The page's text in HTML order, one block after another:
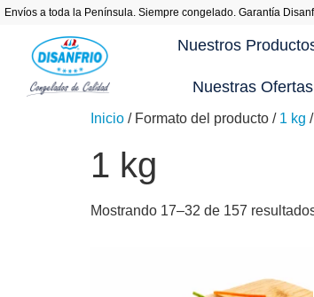
Envíos a toda la Península. Siempre congelado. Garantía
Nuestros
Nuestras Ofertas
Inicio / Formato del producto / 1 kg
1 kg
Mostrando 17–32 de 157